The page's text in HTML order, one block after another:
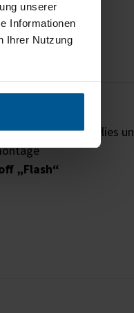
unserer
Informationen
Ihrer Nutzung
Akustikvlies
„Flash“